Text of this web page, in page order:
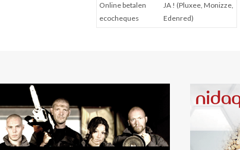
Online betalen
ecocheques
JA ! (Pluxee, Monizze,
Edenred)